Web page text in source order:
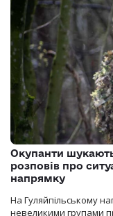
Окупанти
розповів про
напрямку
На Гуляйпільському
невеликими групами